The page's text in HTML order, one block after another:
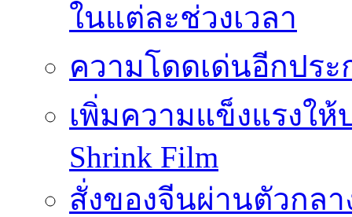
ในแต่ละช่วงเวลา
ความโดดเด่นอีกประ
เพิ่มความแข็งแรงให้
Shrink Film
สั่งของจีนผ่านตัวกลา